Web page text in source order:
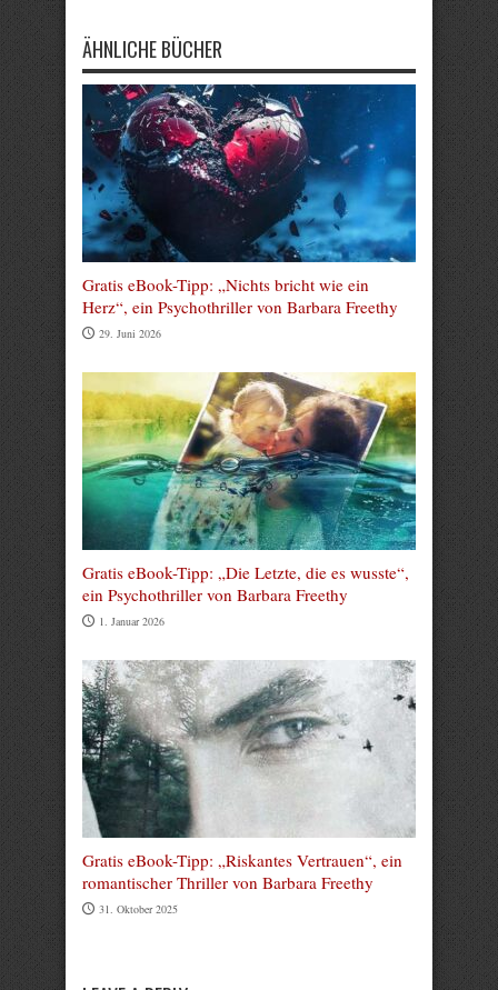
ÄHNLICHE BÜCHER
Gratis eBook-Tipp: „Nichts bricht wie ein
Herz“, ein Psychothriller von Barbara Freethy
29. Juni 2026
Gratis eBook-Tipp: „Die Letzte, die es wusste“,
ein Psychothriller von Barbara Freethy
1. Januar 2026
Gratis eBook-Tipp: „Riskantes Vertrauen“, ein
romantischer Thriller von Barbara Freethy
31. Oktober 2025